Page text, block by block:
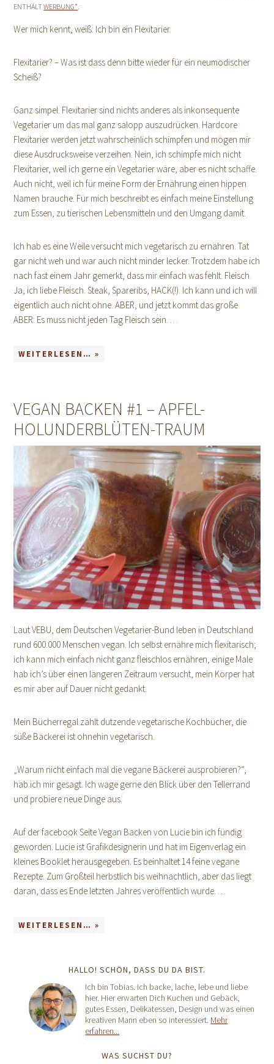
ENTHÄLTWERBUNG*.
Wer mich kennt, weiß: Ich bin ein Flexitarier.
Flexitarier? – Was ist dass denn bitte wieder für ein neumodischer
Scheiß?
Ganz simpel. Flexitarier sind nichts anderes als inkonsequente
Vegetarier um das mal ganz salopp auszudrücken. Hardcore
Flexitarier werden jetzt wahrscheinlich schimpfen und mögen mir
diese Ausdrucksweise verzeihen. Nein, ich schimpfe mich nicht
Flexitarier, weil ich gerne ein Vegetarier wäre, aber es nicht schaffe.
Auch nicht, weil ich für meine Form der Ernährung einen hippen
Namen brauche. Für mich beschreibt es einfach meine Einstellung
zum Essen, zu tierischen Lebensmitteln und den Umgang damit.
Ich hab es eine Weile versucht mich vegetarisch zu ernähren. Tat
gar nicht weh und war auch nicht minder lecker. Trotzdem habe ich
nach fast einem Jahr gemerkt, dass mir einfach was fehlt. Fleisch.
Ja, ich liebe Fleisch. Steak, Spareribs, HACK(!). Ich kann und ich will
eigentlich auch nicht ohne. ABER, und jetzt kommt das große
ABER: Es muss nicht jeden Tag Fleisch sein. …
WEITERLESEN… »
VEGAN BACKEN #1 – APFEL-
HOLUNDERBLÜTEN-TRAUM
Laut VEBU, dem Deutschen Vegetarier-Bund leben in Deutschland
rund 600.000 Menschen vegan. Ich selbst ernähre mich flexitarisch;
ich kann mich einfach nicht ganz fleischlos ernähren, einige Male
hab ich’s über einen längeren Zeitraum versucht, mein Körper hat
es mir aber auf Dauer nicht gedankt.
Mein Bücherregal zählt dutzende vegetarische Kochbücher, die
süße Bäckerei ist ohnehin vegetarisch.
„Warum nicht einfach mal die vegane Bäckerei ausprobieren?“,
hab ich mir gesagt. Ich wage gerne den Blick über den Tellerrand
und probiere neue Dinge aus.
Auf der facebook Seite Vegan Backen von Lucie bin ich fündig
geworden. Lucie ist Grafikdesignerin und hat im Eigenverlag ein
kleines Booklet herausgegeben. Es beinhaltet 14 feine vegane
Rezepte. Zum Großteil herbstlich bis weihnachtlich, aber das liegt
daran, dass es Ende letzten Jahres veröffentlich wurde. …
WEITERLESEN… »
HALLO! SCHÖN, DASS DU DA BIST.
Ich bin Tobias. Ich backe, lache, lebe und liebe
hier. Hier erwarten Dich Kuchen und Gebäck,
gutes Essen, Delikatessen, Design und was einen
kreativen Mann eben so interessiert. Mehr
erfahren...
WAS SUCHST DU?